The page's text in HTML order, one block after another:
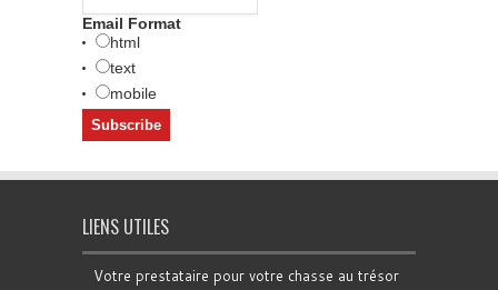
Email Format
html
text
mobile
LIENS UTILES
Votre prestataire pour votre chasse au trésor